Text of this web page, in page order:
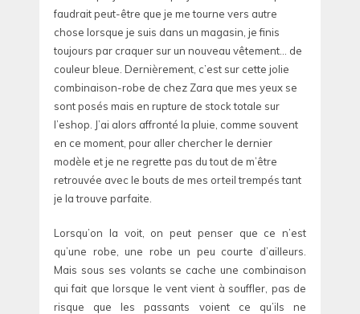
faudrait peut-être que je me tourne vers autre
chose lorsque je suis dans un magasin, je finis
toujours par craquer sur un nouveau vêtement… de
couleur bleue. Dernièrement, c’est sur cette jolie
combinaison-robe de chez Zara que mes yeux se
sont posés mais en rupture de stock totale sur
l’eshop. J’ai alors affronté la pluie, comme souvent
en ce moment, pour aller chercher le dernier
modèle et je ne regrette pas du tout de m’être
retrouvée avec le bouts de mes orteil trempés tant
je la trouve parfaite.
Lorsqu’on la voit, on peut penser que ce n’est
qu’une robe, une robe un peu courte d’ailleurs.
Mais sous ses volants se cache une combinaison
qui fait que lorsque le vent vient à souffler, pas de
risque que les passants voient ce qu’ils ne